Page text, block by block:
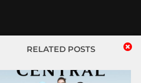
RELATED POSTS